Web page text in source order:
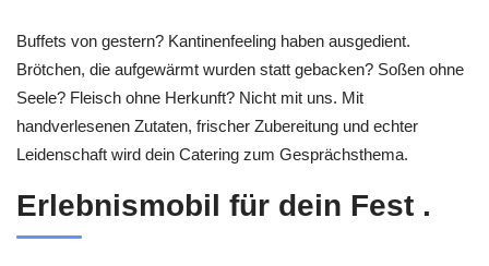
Buffets von gestern? Kantinenfeeling haben ausgedient.
Brötchen, die aufgewärmt wurden statt gebacken? Soßen ohne
Seele? Fleisch ohne Herkunft? Nicht mit uns. Mit
handverlesenen Zutaten, frischer Zubereitung und echter
Leidenschaft wird dein Catering zum Gesprächsthema.
Erlebnismobil für dein Fest .